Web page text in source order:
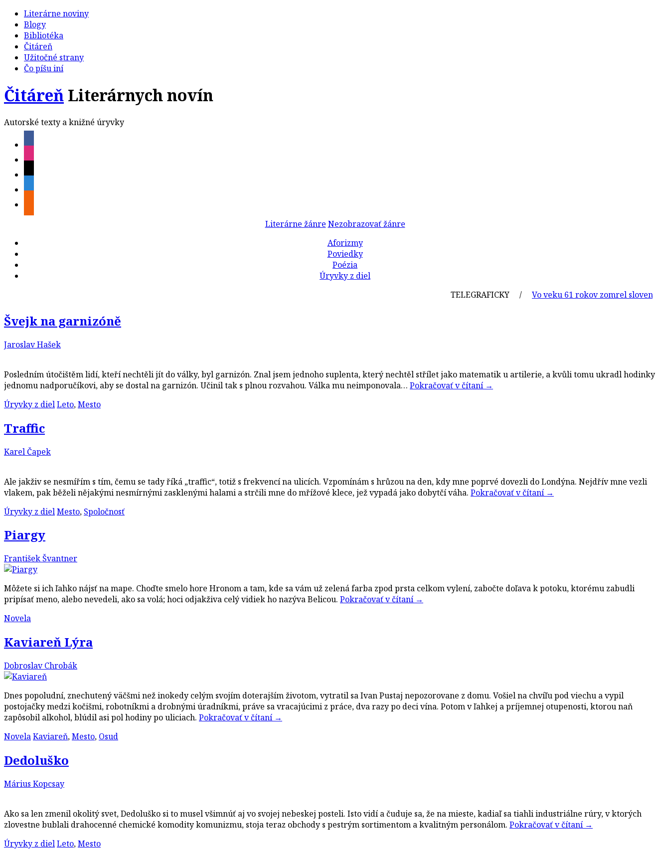
Literárne noviny
Blogy
Bibliotéka
Čitáreň
Užitočné strany
Čo píšu iní
Čitáreň Literárnych novín
Autorské texty a knižné úryvky
Literárne žánre Nezobrazovať žánre
Aforizmy
Poviedky
Poézia
Úryvky z diel
TELEGRAFICKY /Vo veku 61 rokov zomrel slovenský grafik
Švejk na garnizóně
Jaroslav Hašek
Posledním útočištěm lidí, kteří nechtěli jít do války, byl garnizón. Znal jsem jednoho suplenta, který nechtěl střílet jako matematik u artilerie, a kvůli tomu ukradl hodinky
jednomu nadporučíkovi, aby se dostal na garnizón. Učinil tak s plnou rozvahou. Válka mu neimponovala… Pokračovať v čítaní →
Úryvky z dielLeto,Mesto
Traffic
Karel Čapek
Ale jakživ se nesmířím s tím, čemu se tady říká „traffic“, totiž s frekvencí na ulicích. Vzpomínám s hrůzou na den, kdy mne poprvé dovezli do Londýna. Nejdřív mne vezli
vlakem, pak běželi nějakými nesmírnými zasklenými halami a strčili mne do mřížové klece, jež vypadá jako dobytčí váha. Pokračovať v čítaní →
Úryvky z dielMesto, Spoločnosť
Piargy
František Švantner
Môžete si ich ľahko nájsť na mape. Choďte smelo hore Hronom a tam, kde sa vám už zelená farba zpod prsta celkom vylení, zabočte doľava k potoku, ktorému zabudli
pripísať meno, alebo nevedeli, ako sa volá; hoci odjakživa celý vidiek ho nazýva Belicou. Pokračovať v čítaní →
Novela
Kaviareň Lýra
Dobroslav Chrobák
Dnes popoludní, znechutený väčšmi než inokedy celým svojím doterajším životom, vytratil sa Ivan Pustaj nepozorovane z domu. Vošiel na chvíľu pod viechu a vypil
postojačky medzi kočišmi, robotníkmi a drobnými úradníkmi, práve sa vracajúcimi z práce, dva razy po deci vína. Potom v ľahkej a príjemnej otupenosti, ktorou naň
zapôsobil alkohol, blúdil asi pol hodiny po uliciach. Pokračovať v čítaní →
NovelaKaviareň,Mesto, Osud
Dedoluško
Márius Kopcsay
Ako sa len zmenil okolitý svet, Dedoluško si to musel všimnúť aj vo svojej nebeskej posteli. Isto vidí a čuduje sa, že na mieste, kadiaľ sa tiahli industriálne rúry, v ktorých
zlovestne bublali drahocenné chemické komodity komunizmu, stoja teraz obchody s pestrým sortimentom a kvalitným personálom. Pokračovať v čítaní →
Úryvky z dielLeto,Mesto